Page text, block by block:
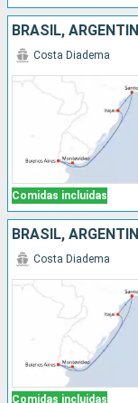
BRASIL,
Comidas incluidas
Costa Diadema
BRASIL,
Comidas incluidas
Costa Diadema